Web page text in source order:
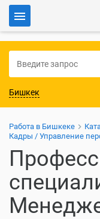
Для работодателей
Бишкек
Работа в Бишкеке
Кадры / Управление